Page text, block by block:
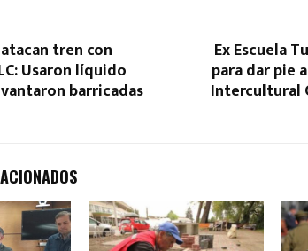
tren con
Usaron líquido
barricadas
Ex Escuela
para dar pie
Intercultural